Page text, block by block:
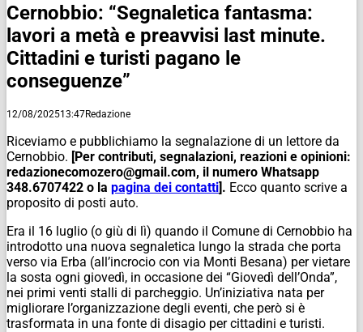
Cernobbio: “Segnaletica fantasma:
lavori a metà e preavvisi last minute.
Cittadini e turisti pagano le
conseguenze”
12/08/202513:47Redazione
Riceviamo e pubblichiamo la segnalazione di un lettore da
Cernobbio. [Per contributi, segnalazioni, reazioni e opinioni:
redazionecomozero@gmail.com, il numero Whatsapp
348.6707422 o la pagina dei contatti]. Ecco quanto scrive a
proposito di posti auto.
Era il 16 luglio (o giù di lì) quando il Comune di Cernobbio ha
introdotto una nuova segnaletica lungo la strada che porta
verso via Erba (all’incrocio con via Monti Besana) per vietare
la sosta ogni giovedì, in occasione dei “Giovedì dell’Onda”,
nei primi venti stalli di parcheggio. Un’iniziativa nata per
migliorare l’organizzazione degli eventi, che però si è
trasformata in una fonte di disagio per cittadini e turisti.